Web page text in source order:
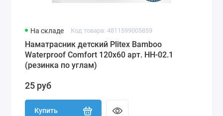
На складе Код товара: 4811599005859
Наматрасник детский Plitex Bamboo
Waterproof Comfort 120х60 арт. НН-02.1
(резинка по углам)
25 руб
Купить